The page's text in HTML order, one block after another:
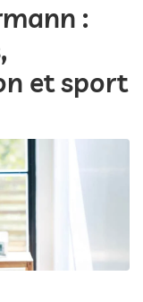
:
et sport